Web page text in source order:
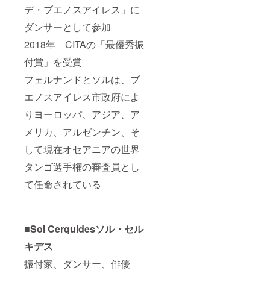
デ・ブエノスアイレス」に
ダンサーとして参加
2018年 CITAの「最優秀振
付賞」を受賞
フェルナンドとソルは、ブ
エノスアイレス市政府によ
りヨーロッパ、アジア、ア
メリカ、アルゼンチン、そ
して現在オセアニアの世界
タンゴ選手権の審査員とし
て任命されている
■Sol Cerquidesソル・セル
キデス
振付家、ダンサー、俳優